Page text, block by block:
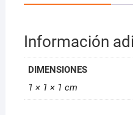
Información
DIMENSIONES
1 × 1 × 1 cm